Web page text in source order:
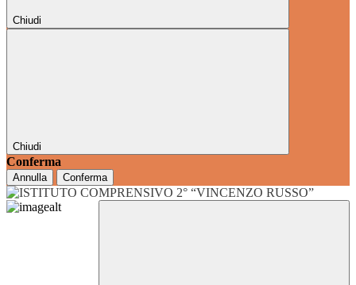
Chiudi
Chiudi
Conferma
Annulla Conferma